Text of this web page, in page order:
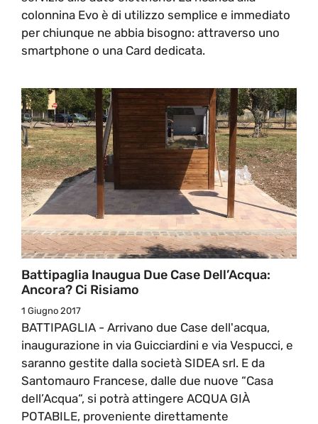
colonnina Evo è di utilizzo semplice e immediato
per chiunque ne abbia bisogno: attraverso uno
smartphone o una Card dedicata.
Battipaglia Inaugua Due Case Dell’Acqua:
Ancora? Ci Risiamo
1 Giugno 2017
BATTIPAGLIA - Arrivano due Case dell'acqua,
inaugurazione in via Guicciardini e via Vespucci, e
saranno gestite dalla società SIDEA srl. E da
Santomauro Francese, dalle due nuove “Casa
dell’Acqua“, si potrà attingere ACQUA GIÀ
POTABILE, proveniente direttamente